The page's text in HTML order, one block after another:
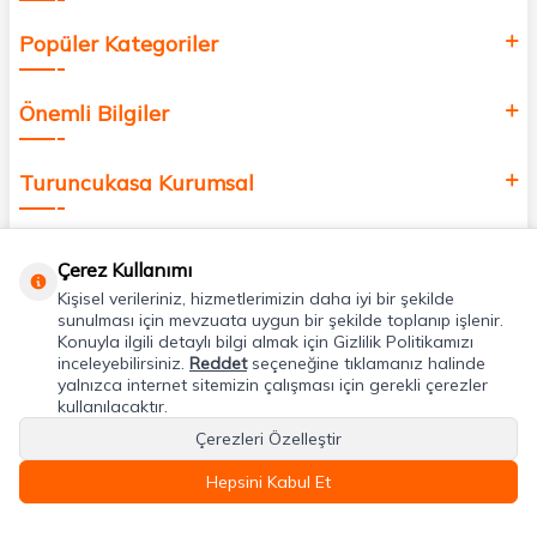
Popüler Kategoriler
Önemli Bilgiler
Turuncukasa Kurumsal
Uygulamalarımız
Adres & İletişim
Çerez Kullanımı
Kişisel verileriniz, hizmetlerimizin daha iyi bir şekilde
sunulması için mevzuata uygun bir şekilde toplanıp işlenir.
Konuyla ilgili detaylı bilgi almak için Gizlilik Politikamızı
inceleyebilirsiniz. Reddetseçeneğine tıklamanız halinde
yalnızca internet sitemizin çalışması için gerekli çerezler
kullanılacaktır.
Çerezleri Özelleştir
Hepsini Kabul Et